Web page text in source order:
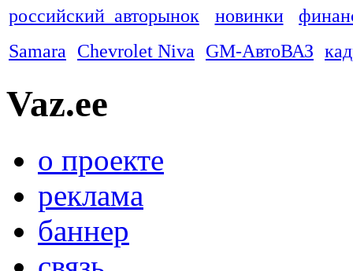
российский авторынок
новинки
Samara
Chevrolet Niva GM-АвтоВАЗ
Vaz.ee
о проекте
реклама
баннер